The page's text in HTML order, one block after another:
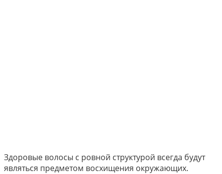
Здоровые волосы с ровной структурой всегда будут
являться предметом восхищения окружающих.